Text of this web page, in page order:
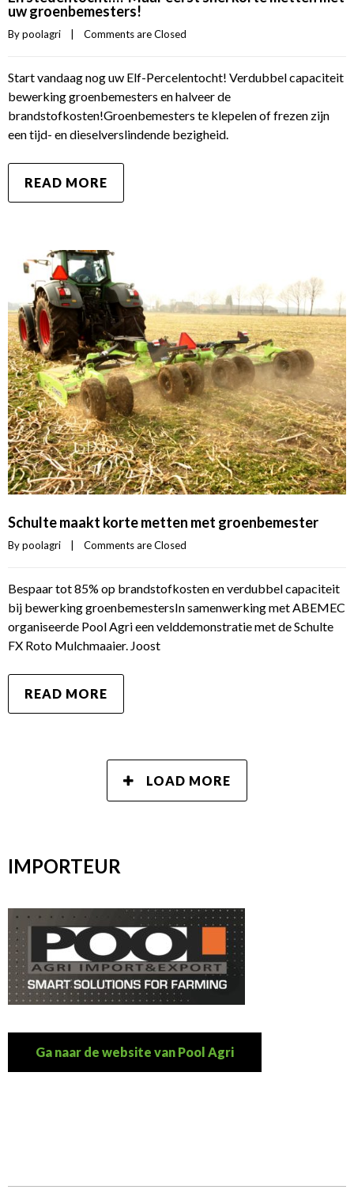
LOAD MORE
uw groenbemesters!
By poolagri Comments are Closed
Start vandaag nog uw Elf-Percelentocht! Verdubbel capaciteit
bewerking groenbemesters en halveer de
brandstofkosten!Groenbemesters te klepelen of frezen zijn
een tijd- en dieselverslindende bezigheid.
READ MORE
Schulte maakt korte metten met groenbemester
By poolagri Comments are Closed
Bespaar tot 85% op brandstofkosten en verdubbel capaciteit
bij bewerking groenbemestersIn samenwerking met ABEMEC
organiseerde Pool Agri een velddemonstratie met de Schulte
FX Roto Mulchmaaier. Joost
READ MORE
IMPORTEUR
Ga naar de website van Pool Agri